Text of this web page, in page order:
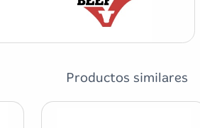
Productos similares